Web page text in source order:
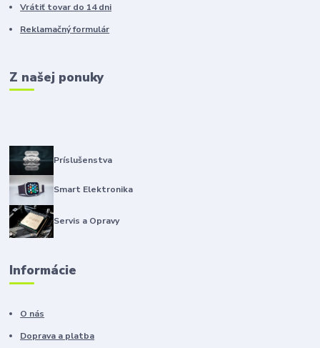
Vrátiť tovar do 14 dni
Reklamačný formulár
Z našej ponuky
Príslušenstva
Smart Elektronika
Servis a Opravy
Informácie
O nás
Doprava a platba